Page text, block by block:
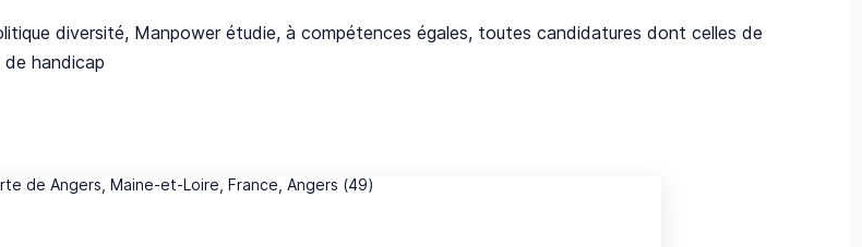
diversité, Manpower étudie, à compétences égales, toutes candidatures dont celles de
handicap